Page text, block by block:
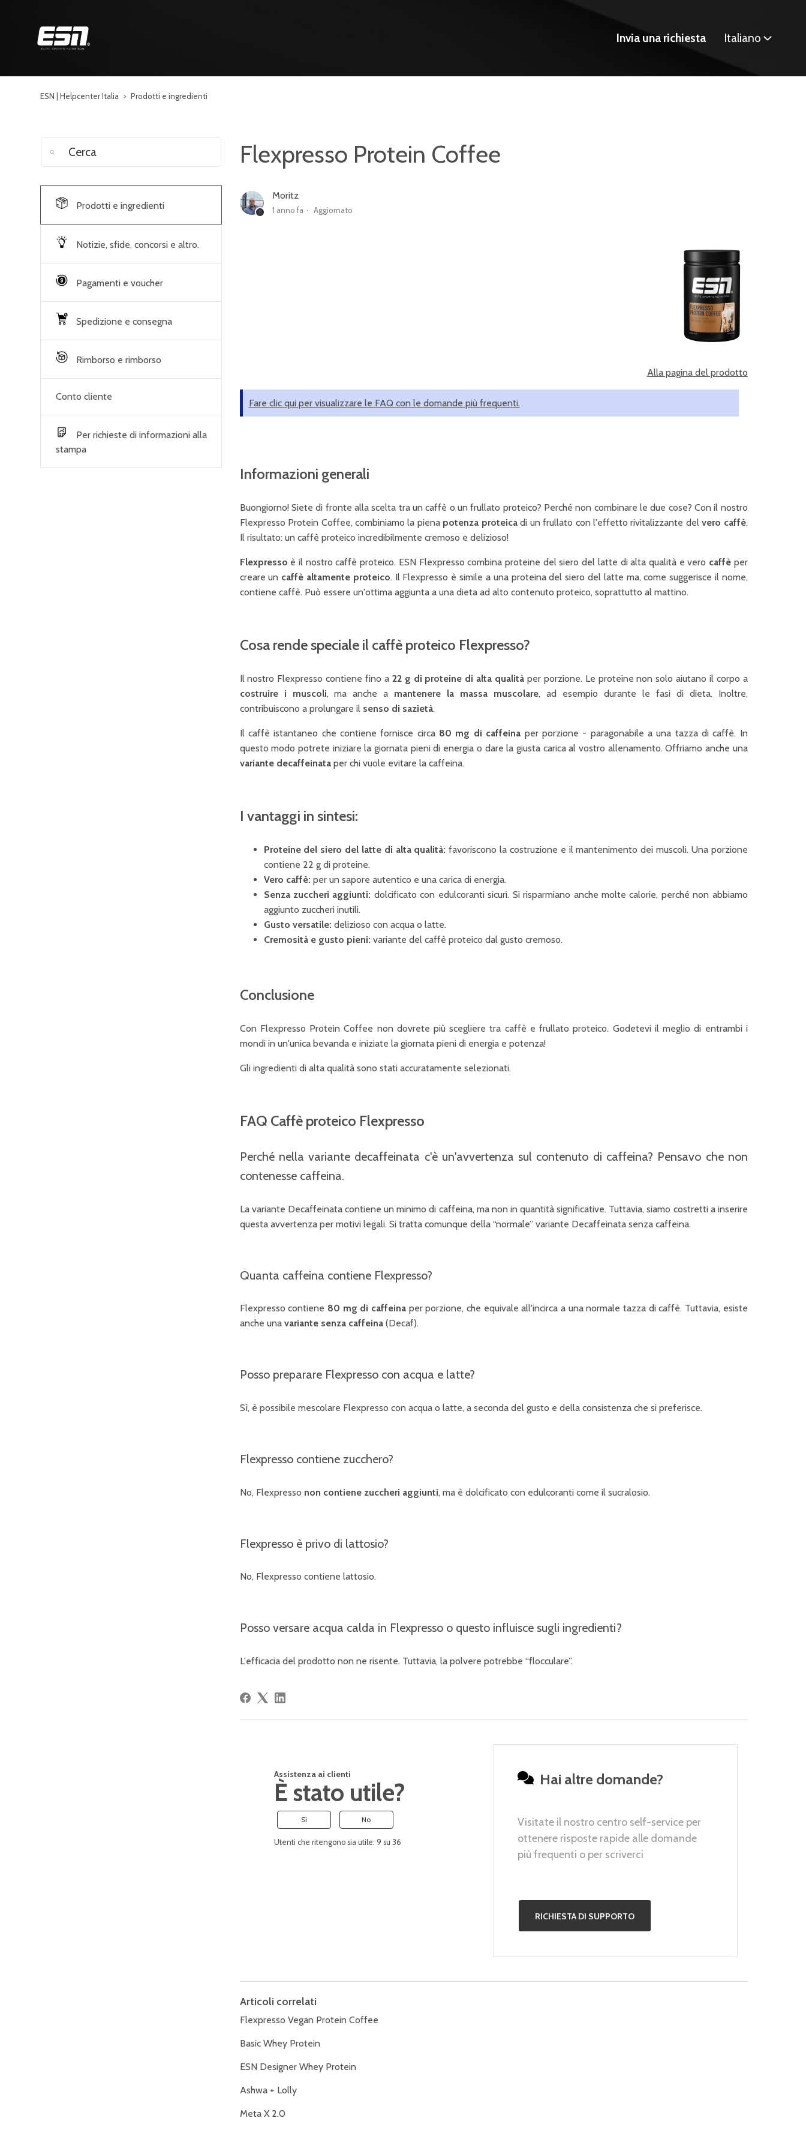
Invia una richiesta Italiano
ESN | Helpcenter Italia Prodotti e ingredienti
Prodotti e ingredienti
Notizie, sfide, concorsi e altro.
Pagamenti e voucher
Spedizione e consegna
Rimborso e rimborso
Conto cliente
Per richieste di informazioni alla
stampa
Flexpresso Protein Coffee
Moritz
1 anno fa Aggiornato
Alla pagina del prodotto
Fare clic qui per visualizzare le FAQ con le domande più frequenti.
Informazioni generali
Buongiorno! Siete di fronte alla scelta tra un caffè o un frullato proteico? Perché non combinare le due cose? Con il nostro
Flexpresso Protein Coffee, combiniamo la piena potenza proteicadi un frullato con l'effetto rivitalizzante delvero caffè.
Il risultato: un caffè proteico incredibilmente cremoso e delizioso!
Flexpresso è il nostro caffè proteico. ESN Flexpresso combina proteine del siero del latte di alta qualità e vero caffè per
creare un caffè altamente proteico. Il Flexpresso è simile a una proteina del siero del latte ma, come suggerisce il nome,
contiene caffè. Può essere un'ottima aggiunta a una dieta ad alto contenuto proteico, soprattutto al mattino.
Cosa rende speciale il caffè proteico Flexpresso?
Il nostro Flexpresso contiene fino a 22 g di proteine di alta qualità per porzione. Le proteine non solo aiutano il corpo a
costruire i muscoli, ma anche a mantenere la massa muscolare, ad esempio durante le fasi di dieta. Inoltre,
contribuiscono a prolungare il senso di sazietà.
Il caffè istantaneo che contiene fornisce circa 80 mg di caffeina per porzione - paragonabile a una tazza di caffè. In
questo modo potrete iniziare la giornata pieni di energia o dare la giusta carica al vostro allenamento. Offriamo anche una
variante decaffeinataper chi vuole evitare la caffeina.
I vantaggi in sintesi:
Proteine del siero del latte di alta qualità: favoriscono la costruzione e il mantenimento dei muscoli. Una porzione
contiene 22 g di proteine.
Vero caffè: per un sapore autentico e una carica di energia.
Senza zuccheri aggiunti: dolcificato con edulcoranti sicuri. Si risparmiano anche molte calorie, perché non abbiamo
aggiunto zuccheri inutili.
Gusto versatile: delizioso con acqua o latte.
Cremosità e gusto pieni: variante del caffè proteico dal gusto cremoso.
Conclusione
Con Flexpresso Protein Coffee non dovrete più scegliere tra caffè e frullato proteico. Godetevi il meglio di entrambi i
mondi in un'unica bevanda e iniziate la giornata pieni di energia e potenza!
Gli ingredienti di alta qualità sono stati accuratamente selezionati.
FAQ Caffè proteico Flexpresso
Perché nella variante decaffeinata c'è un'avvertenza sul contenuto di caffeina? Pensavo che non
contenesse caffeina.
La variante Decaffeinata contiene un minimo di caffeina, ma non in quantità significative. Tuttavia, siamo costretti a inserire
questa avvertenza per motivi legali. Si tratta comunque della “normale” variante Decaffeinata senza caffeina.
Quanta caffeina contiene Flexpresso?
Flexpresso contiene 80 mg di caffeina per porzione, che equivale all'incirca a una normale tazza di caffè. Tuttavia, esiste
anche una variante senza caffeina(Decaf).
Posso preparare Flexpresso con acqua e latte?
Sì, è possibile mescolare Flexpresso con acqua o latte, a seconda del gusto e della consistenza che si preferisce.
Flexpresso contiene zucchero?
No, Flexpresso non contiene zuccheri aggiunti, ma è dolcificato con edulcoranti come il sucralosio.
Flexpresso è privo di lattosio?
No, Flexpresso contiene lattosio.
Posso versare acqua calda in Flexpresso o questo influisce sugli ingredienti?
L'efficacia del prodotto non ne risente. Tuttavia, la polvere potrebbe “flocculare”.
Assistenza ai clienti
È stato utile?
Sì No
Utenti che ritengono sia utile: 9 su 36
Hai altre domande?
Visitate il nostro centro self-service per
ottenere risposte rapide alle domande
più frequenti o per scriverci
RICHIESTA DI SUPPORTO
Articoli correlati
Flexpresso Vegan Protein Coffee
Basic Whey Protein
ESN Designer Whey Protein
Ashwa + Lolly
Meta X 2.0